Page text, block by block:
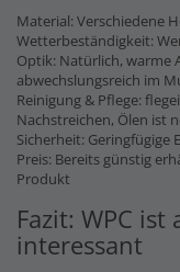
Material: Verschiedene
Wetterbeständigkeit:
Optik: Natürlich, warme
abwechslungsreich im
Reinigung & Pflege:
Nachstreichen, Ölen ist
Sicherheit:
Preis: Bereits günstig
Produkt
Fazit: WPC
interessant